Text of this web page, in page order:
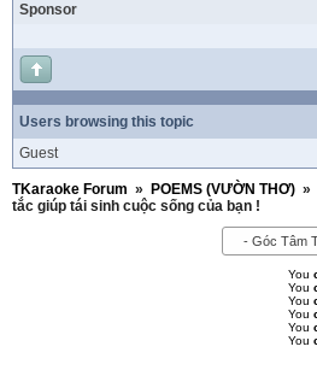
Sponsor
Users browsing this topic
Guest
TKaraoke Forum » POEMS (VƯỜN THƠ) »
tắc giúp tái sinh cuộc sống của bạn !
You
You
You
You
You
You